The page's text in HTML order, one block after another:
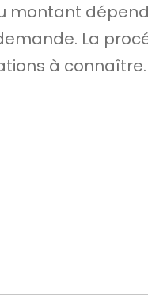
montant
La
à connaître.